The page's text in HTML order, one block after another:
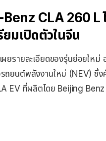
CLA 260 L
มเปิดตัวในจีน
ผยรายละเอียดของรุ่นย่อยใ
ถยนต์พลังงานใหม่ (NEV) ซึ่ง
EV ที่ผลิตโดย Beijing Benz